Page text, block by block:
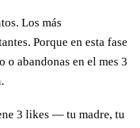
Los más
Porque en esta fase
o abandonas en el mes 3
3 likes — tu madre, tu